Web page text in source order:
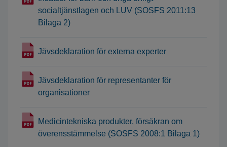
socialtjänstlagen och LUV (SOSFS 2011:13
Bilaga 2)
Jävsdeklaration för externa experter
Jävsdeklaration för representanter för
organisationer
Medicintekniska produkter, försäkran om
överensstämmelse (SOSFS 2008:1 Bilaga 1)